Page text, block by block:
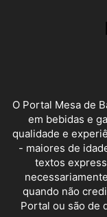
O Portal Mesa de
em bebidas e
qualidade e
- maiores de
textos
quando não
Portal ou são de